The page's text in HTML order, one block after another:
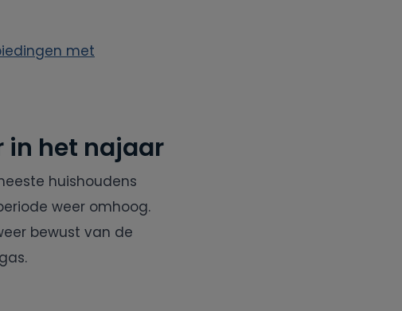
met
in het najaar
huishoudens
weer omhoog.
bewust van de